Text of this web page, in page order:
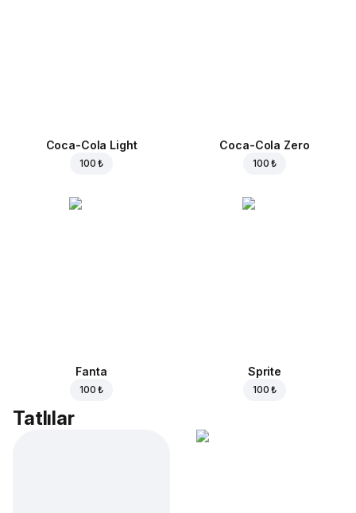
Coca-Cola Light
100 ₺
Coca-Cola Zero
100 ₺
Fanta
100 ₺
Sprite
100 ₺
Tatlılar